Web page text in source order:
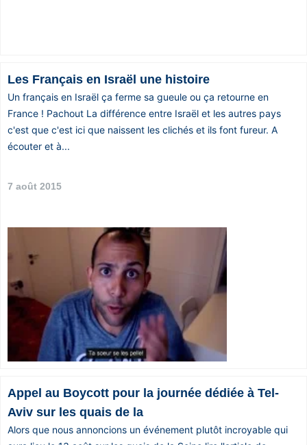
Les Français en Israël une histoire
Un français en Israël ça ferme sa gueule ou ça retourne en
France ! Pachout La différence entre Israël et les autres pays
c'est que c'est ici que naissent les clichés et ils font fureur. A
écouter et à...
7 août 2015
Appel au Boycott pour la journée dédiée à Tel-
Aviv sur les quais de la
Alors que nous annoncions un événement plutôt incroyable qui